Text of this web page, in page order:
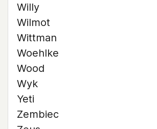
Willy
Wilmot
Wittman
Woehlke
Wood
Wyk
Yeti
Zembiec